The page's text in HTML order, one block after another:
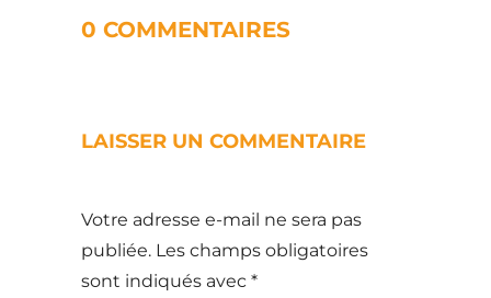
0 COMMENTAIRES
LAISSER UN COMMENTAIRE
Votre adresse e-mail ne sera pas
publiée. Les champs obligatoires
sont indiqués avec *